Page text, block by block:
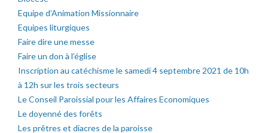
Equipe d’Animation Missionnaire
Equipes liturgiques
Faire dire une messe
Faire un don à l’église
Inscription au catéchisme le samedi 4 septembre 2021 de 10h
à 12h sur les trois secteurs
Le Conseil Paroissial pour les Affaires Economiques
Le doyenné des forêts
Les prêtres et diacres de la paroisse